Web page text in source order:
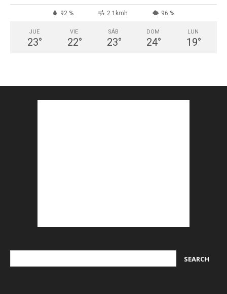
92 % 2.1kmh 96 %
JUE
23°
VIE
22°
SÁB
23°
DOM
24°
LUN
19°